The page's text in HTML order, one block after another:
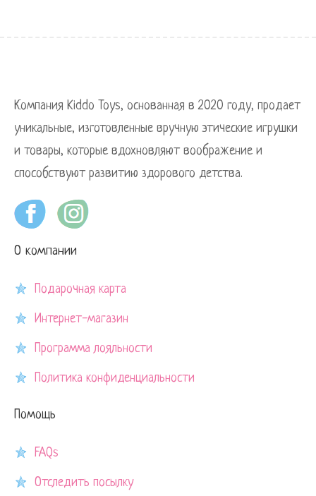
Компания Kiddo Toys, основанная в 2020 году, продает
уникальные, изготовленные вручную этические игрушки
и товары, которые вдохновляют воображение и
способствуют развитию здорового детства.
О компании
Подарочная карта
Интернет-магазин
Программа лояльности
Политика конфиденциальности
Помощь
FAQs
Отследить посылку